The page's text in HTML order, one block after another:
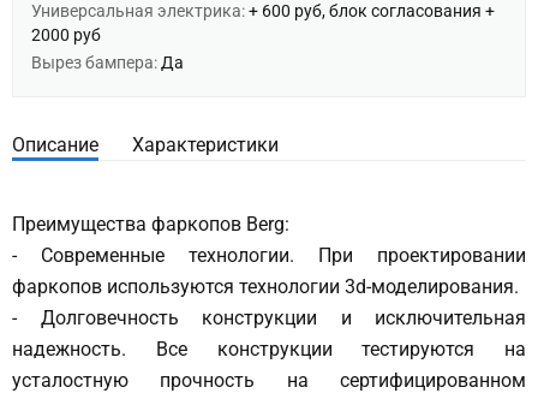
Универсальная электрика:+ 600 руб, блок согласования +
2000 руб
Вырез бампера: Да
Описание Характеристики
Преимущества фаркопов Berg:
- Современные технологии. При проектировании
фаркопов используются технологии 3d-моделирования.
- Долговечность конструкции и исключительная
надежность. Все конструкции тестируются на
усталостную прочность на сертифицированном